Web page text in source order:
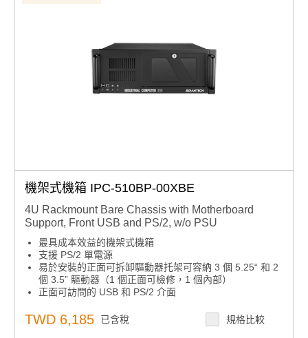
機架式機箱 IPC-510BP-00XBE
4U Rackmount Bare Chassis with Motherboard
Support, Front USB and PS/2, w/o PSU
最具成本效益的機架式機箱
支援 PS/2 單電源
易於安裝的正面可拆卸驅動器托架可容納 3 個 5.25“ 和 2
個 3.5” 驅動器（1 個正面可檢修，1 個內部）
正面可訪問的 USB 和 PS/2 介面
TWD 6,185 已含稅 規格比較